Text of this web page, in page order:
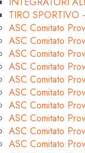
TIRO
ASC Comitato
ASC Comitato
ASC Comitato
ASC Comitato
ASC Comitato
ASC Comitato
ASC Comitato
ASC Comitato
ASC Comitato
ASC Comitato